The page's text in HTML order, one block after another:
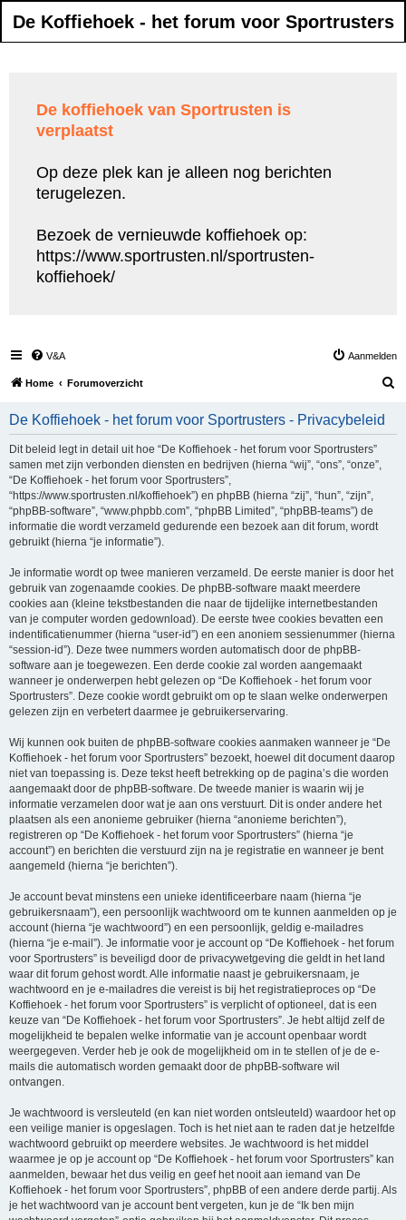
De Koffiehoek - het forum voor Sportrusters
De koffiehoek van Sportrusten is
verplaatst
Op deze plek kan je alleen nog berichten
terugelezen.
Bezoek de vernieuwde koffiehoek op:
https://www.sportrusten.nl/sportrusten-
koffiehoek/
V&A Aanmelden
Home Forumoverzicht
De Koffiehoek - het forum voor Sportrusters - Privacybeleid
Dit beleid legt in detail uit hoe “De Koffiehoek - het forum voor Sportrusters”
samen met zijn verbonden diensten en bedrijven (hierna “wij”, “ons”, “onze”,
“De Koffiehoek - het forum voor Sportrusters”,
“https://www.sportrusten.nl/koffiehoek”) en phpBB (hierna “zij”, “hun”, “zijn”,
“phpBB-software”, “www.phpbb.com”, “phpBB Limited”, “phpBB-teams”) de
informatie die wordt verzameld gedurende een bezoek aan dit forum, wordt
gebruikt (hierna “je informatie”).
Je informatie wordt op twee manieren verzameld. De eerste manier is door het
gebruik van zogenaamde cookies. De phpBB-software maakt meerdere
cookies aan (kleine tekstbestanden die naar de tijdelijke internetbestanden
van je computer worden gedownload). De eerste twee cookies bevatten een
indentificatienummer (hierna “user-id”) en een anoniem sessienummer (hierna
“session-id”). Deze twee nummers worden automatisch door de phpBB-
software aan je toegewezen. Een derde cookie zal worden aangemaakt
wanneer je onderwerpen hebt gelezen op “De Koffiehoek - het forum voor
Sportrusters”. Deze cookie wordt gebruikt om op te slaan welke onderwerpen
gelezen zijn en verbetert daarmee je gebruikerservaring.
Wij kunnen ook buiten de phpBB-software cookies aanmaken wanneer je “De
Koffiehoek - het forum voor Sportrusters” bezoekt, hoewel dit document daarop
niet van toepassing is. Deze tekst heeft betrekking op de pagina’s die worden
aangemaakt door de phpBB-software. De tweede manier is waarin wij je
informatie verzamelen door wat je aan ons verstuurt. Dit is onder andere het
plaatsen als een anonieme gebruiker (hierna “anonieme berichten”),
registreren op “De Koffiehoek - het forum voor Sportrusters” (hierna “je
account”) en berichten die verstuurd zijn na je registratie en wanneer je bent
aangemeld (hierna “je berichten”).
Je account bevat minstens een unieke identificeerbare naam (hierna “je
gebruikersnaam”), een persoonlijk wachtwoord om te kunnen aanmelden op je
account (hierna “je wachtwoord”) en een persoonlijk, geldig e-mailadres
(hierna “je e-mail”). Je informatie voor je account op “De Koffiehoek - het forum
voor Sportrusters” is beveiligd door de privacywetgeving die geldt in het land
waar dit forum gehost wordt. Alle informatie naast je gebruikersnaam, je
wachtwoord en je e-mailadres die vereist is bij het registratieproces op “De
Koffiehoek - het forum voor Sportrusters” is verplicht of optioneel, dat is een
keuze van “De Koffiehoek - het forum voor Sportrusters”. Je hebt altijd zelf de
mogelijkheid te bepalen welke informatie van je account openbaar wordt
weergegeven. Verder heb je ook de mogelijkheid om in te stellen of je de e-
mails die automatisch worden gemaakt door de phpBB-software wil
ontvangen.
Je wachtwoord is versleuteld (en kan niet worden ontsleuteld) waardoor het op
een veilige manier is opgeslagen. Toch is het niet aan te raden dat je hetzelfde
wachtwoord gebruikt op meerdere websites. Je wachtwoord is het middel
waarmee je op je account op “De Koffiehoek - het forum voor Sportrusters” kan
aanmelden, bewaar het dus veilig en geef het nooit aan iemand van De
Koffiehoek - het forum voor Sportrusters”, phpBB of een andere derde partij. Als
je het wachtwoord van je account bent vergeten, kun je de “Ik ben mijn